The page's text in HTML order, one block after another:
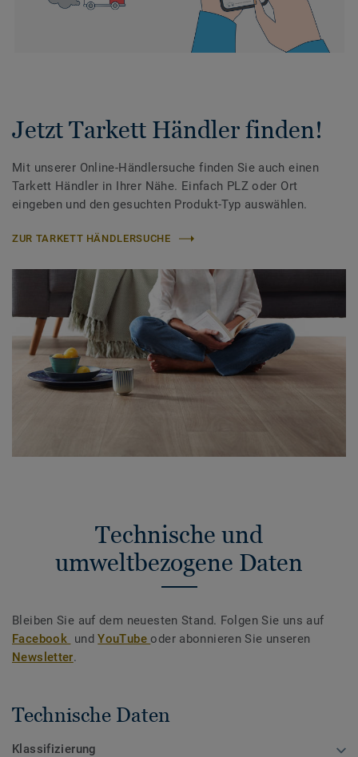
Jetzt Tarkett Händler finden!
Mit unserer Online-Händlersuche finden Sie auch einen
Tarkett Händler in Ihrer Nähe. Einfach PLZ oder Ort
eingeben und den gesuchten Produkt-Typ auswählen.
ZUR TARKETT HÄNDLERSUCHE
Technische und
umweltbezogene Daten
Bleiben Sie auf dem neuesten Stand. Folgen Sie uns auf
Facebook undYouTubeoder abonnieren Sie unseren
Newsletter.
Technische Daten
Klassifizierung